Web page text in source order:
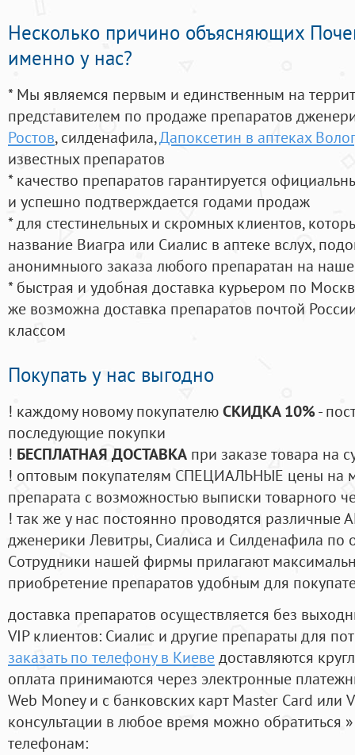
Несколько причино объясняющих
именно у нас?
* Мы являемся первым и единственным на
представителем по продаже препаратов
Ростов, силденафила,Дапоксетин в аптеках
известных препаратов
* качество препаратов гарантируется
и успешно подтверждается годами продаж
* для стестинельных и скромных клиентов,
название Виагра или Сиалис в аптеке вслух,
анонимныого заказа любого препаратан на
* быстрая и удобная доставка курьером по
же возможна доставка препаратов почтой
классом
Покупать у нас выгодно
! каждому новому покупателюСКИДКА 10%-
последующие покупки
! БЕСПЛАТНАЯ ДОСТАВКА при заказе товара на
! оптовым покупателям СПЕЦИАЛЬНЫЕ цены на
препарата с возможностью выписки товарного
! так же у нас постоянно проводятся
дженерики Левитры, Сиалиса и Силденафила по
Cотрудники нашей фирмы прилагают
приобретение препаратов удобным для
доставка препаратов осуществляется без
VIP клиентов: Сиалис и другие препараты для
заказать по телефону в Киеведоставляются
оплата принимаются через электронные
Web Money и с банковских карт Master Card или
консультации в любое время можно обратиться
телефонам: